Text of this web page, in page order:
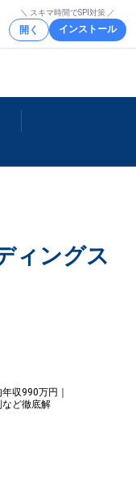
＼ スキマ時間でSPI対策 ／
開く インストール
ィングス
収990万円｜
ど徹底解